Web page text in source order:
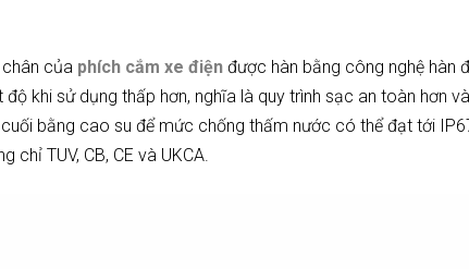
của phích cắm xe điện được hàn bằng công nghệ hàn
độ khi sử dụng thấp hơn, nghĩa là quy trình sạc an toàn hơn
bằng cao su để mức chống thấm nước có thể đạt tới
chỉ TUV, CB, CE và UKCA.